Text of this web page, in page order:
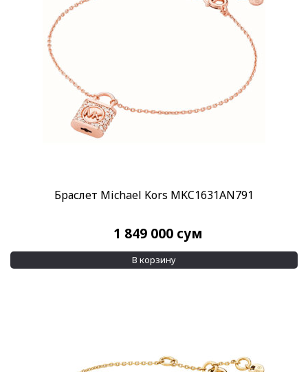
Браслет Michael Kors MKC1631AN791
1 849 000 сум
В корзину